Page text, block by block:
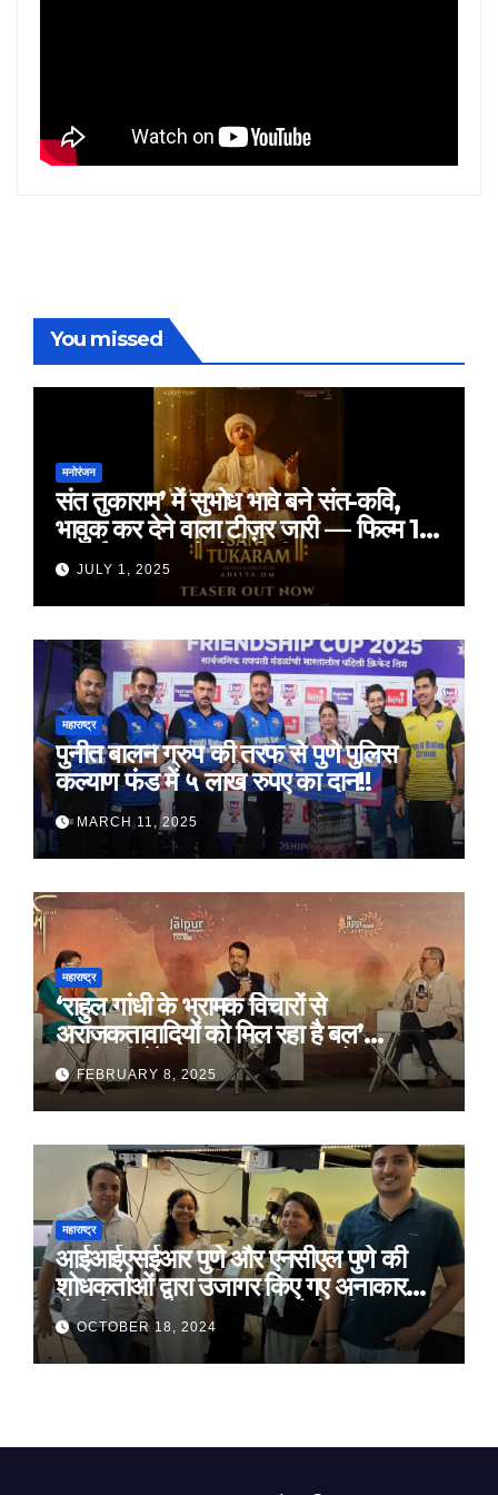
You missed
मनोरंजन
संत तुकाराम’ में सुभोध भावे बने संत-कवि,
भावुक कर देने वाला टीज़र जारी — फिल्म 18
जुलाई 2025 को होगी रिलीज़
JULY 1, 2025
महाराष्ट्र
पुनीत बालन ग्रुप की तरफ से पुणे पुलिस
कल्याण फंड में ५ लाख रुपए का दान!!
MARCH 11, 2025
महाराष्ट्र
‘राहुल गांधी के भ्रामक विचारों से
अराजकतावादियों को मिल रहा है बल’
मुख्यमंत्री देवेंद्र फडणवीस का आरोप
FEBRUARY 8, 2025
महाराष्ट्र
आईआईएसईआर पुणे और एनसीएल पुणे की
शोधकर्ताओं द्वारा उजागर किए गए अनाकार
ठोस विरूपण में संरचनात्मक दोषों की प्रमुख
भूमिका
OCTOBER 18, 2024